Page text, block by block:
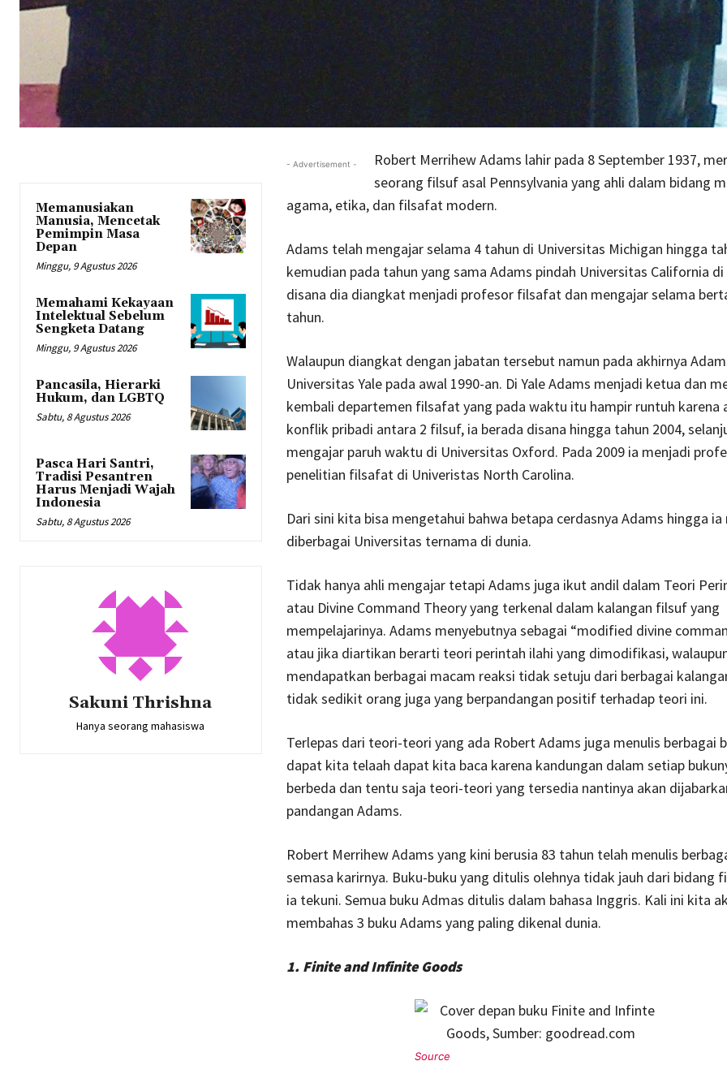
Memanusiakan
Manusia, Mencetak
Pemimpin Masa
Depan
Minggu, 9 Agustus 2026
Memahami Kekayaan
Intelektual Sebelum
Sengketa Datang
Minggu, 9 Agustus 2026
Pancasila, Hierarki
Hukum, dan LGBTQ
Sabtu, 8 Agustus 2026
Pasca Hari Santri,
Tradisi Pesantren
Harus Menjadi Wajah
Indonesia
Sabtu, 8 Agustus 2026
Sakuni Thrishna
Hanya seorang mahasiswa
- Advertisement -
Robert Merrihew Adams lahir pada 8 September 1937,
seorang filsuf asal Pennsylvania yang ahli dalam bidang
agama, etika, dan filsafat modern.
Adams telah mengajar selama 4 tahun di Universitas Michigan hingga
kemudian pada tahun yang sama Adams pindah Universitas California di
disana dia diangkat menjadi profesor filsafat dan mengajar selama
tahun.
Walaupun diangkat dengan jabatan tersebut namun pada akhirnya
Universitas Yale pada awal 1990-an. Di Yale Adams menjadi ketua dan
kembali departemen filsafat yang pada waktu itu hampir runtuh karena
konflik pribadi antara 2 filsuf, ia berada disana hingga tahun 2004,
mengajar paruh waktu di Universitas Oxford. Pada 2009 ia menjadi
penelitian filsafat di Univeristas North Carolina.
Dari sini kita bisa mengetahui bahwa betapa cerdasnya Adams hingga
diberbagai Universitas ternama di dunia.
Tidak hanya ahli mengajar tetapi Adams juga ikut andil dalam Teori
atau Divine Command Theory yang terkenal dalam kalangan filsuf yang
mempelajarinya. Adams menyebutnya sebagai “modified divine
atau jika diartikan berarti teori perintah ilahi yang dimodifikasi,
mendapatkan berbagai macam reaksi tidak setuju dari berbagai
tidak sedikit orang juga yang berpandangan positif terhadap teori ini.
Terlepas dari teori-teori yang ada Robert Adams juga menulis berbagai
dapat kita telaah dapat kita baca karena kandungan dalam setiap
berbeda dan tentu saja teori-teori yang tersedia nantinya akan
pandangan Adams.
Robert Merrihew Adams yang kini berusia 83 tahun telah menulis
semasa karirnya. Buku-buku yang ditulis olehnya tidak jauh dari bidang
ia tekuni. Semua buku Admas ditulis dalam bahasa Inggris. Kali ini kita
membahas 3 buku Adams yang paling dikenal dunia.
1. Finite and Infinite Goods